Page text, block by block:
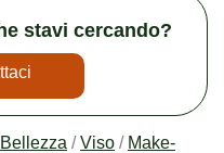
stavi cercando?
/Viso / Make-